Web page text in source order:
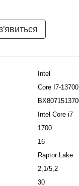
Intel
Core I7-
Intel Core i7
1700
16
Raptor Lake
2,1/5,2
30